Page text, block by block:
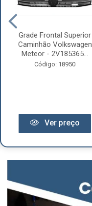
Grade Frontal Superior
Caminhão Volkswagen
Meteor - 2V185365...
Código: 18950
Ver preço